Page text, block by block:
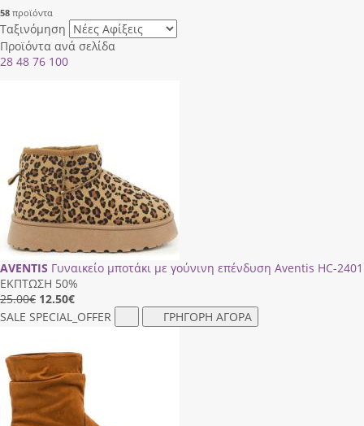
58 προϊόντα
Ταξινόμηση
Προϊόντα ανά σελίδα
28 48 76 100
AVENTIS Γυναικείο μποτάκι με γούνινη επένδυση Aventis HC-2401
ΕΚΠΤΩΣΗ 50%
25.00€ 12.50€
SALE SPECIAL_OFFER ΓΡΗΓΟΡΗ ΑΓΟΡΑ